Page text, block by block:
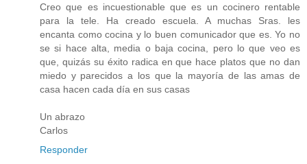
Creo que es incuestionable que es un cocinero rentable
para la tele. Ha creado escuela. A muchas Sras. les
encanta como cocina y lo buen comunicador que es. Yo no
se si hace alta, media o baja cocina, pero lo que veo es
que, quizás su éxito radica en que hace platos que no dan
miedo y parecidos a los que la mayoría de las amas de
casa hacen cada día en sus casas
Un abrazo
Carlos
Responder